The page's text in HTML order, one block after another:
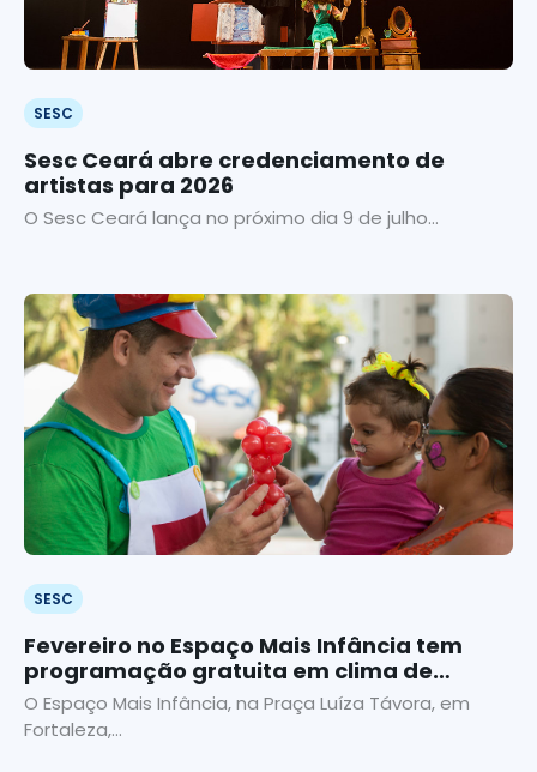
SESC
Sesc Ceará abre credenciamento de
artistas para 2026
O Sesc Ceará lança no próximo dia 9 de julho...
SESC
Fevereiro no Espaço Mais Infância tem
programação gratuita em clima de
Carnaval
O Espaço Mais Infância, na Praça Luíza Távora, em
Fortaleza,...